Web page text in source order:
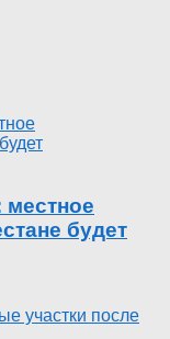
местное
будет